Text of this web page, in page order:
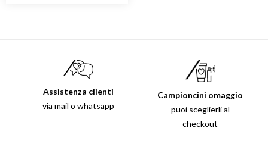
Assistenza clienti
via mail o whatsapp
Campioncini omaggio
puoi sceglierli al
checkout